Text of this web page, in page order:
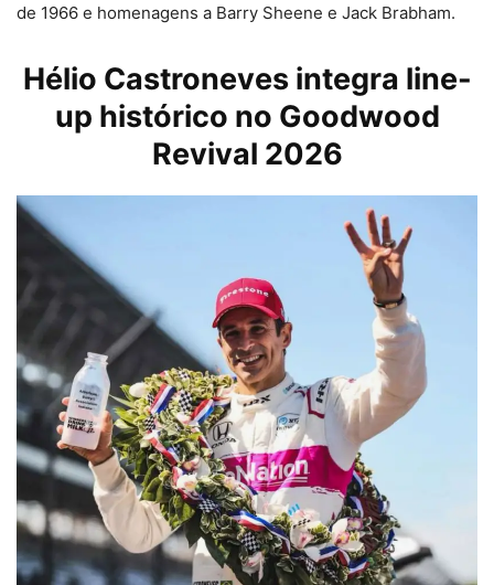
de 1966 e homenagens a Barry Sheene e Jack Brabham.
Hélio Castroneves integra line-
up histórico no Goodwood
Revival 2026